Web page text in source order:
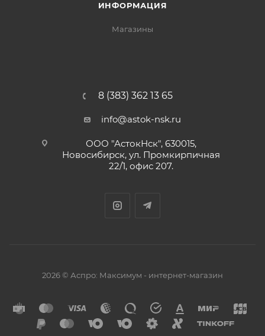
ИНФОРМАЦИЯ
Магазины
8 (383) 362 13 65
info@astok-nsk.ru
ООО "АстокНск", 630015,
Новосибирск, ул. Промкирпичная
22/1, офис 207.
2026 © Аспро: Максимум - интернет-магазин